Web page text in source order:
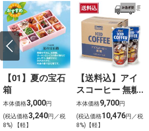
【01】夏の宝石
箱
本体価格3,000円
(税込価格3,240円／税
8%) 【軽】
【送料込】アイ
スコーヒー 無糖
〈ケース販売〉
本体価格9,700円
(税込価格10,476円／税
8%)【軽】